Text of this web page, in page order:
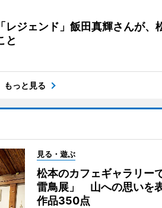
レジェンド」飯田真輝さんが、
と
もっと見る
見る・遊ぶ
松本のカフェギャラリー
雷鳥展」 山への思いを
作品350点